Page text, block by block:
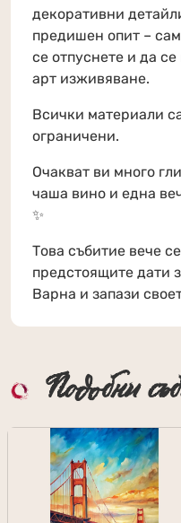
декоративни
предишен опит –
се отпуснете и да
арт изживяване.
Всички материали
ограничени.
Очакват ви много
чаша вино и една
✨
Това събитие вече
предстоящите дати
Варна и запази
Подобни